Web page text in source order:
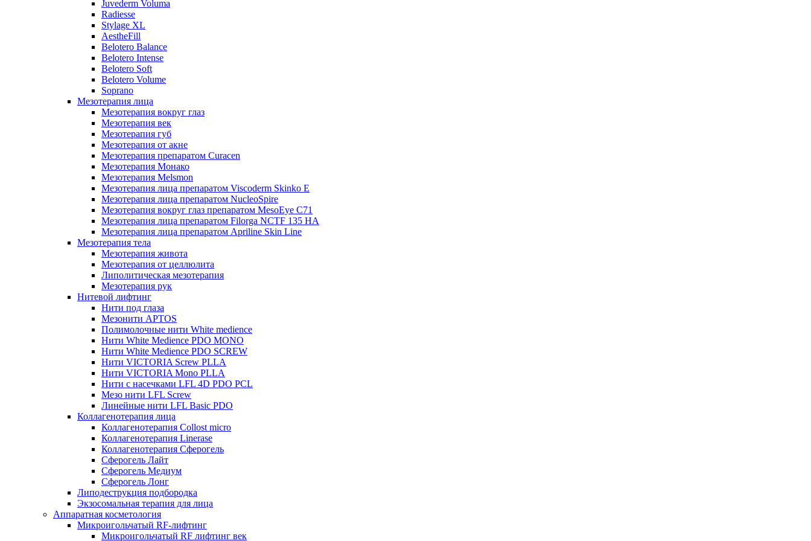
Juvederm Voluma
Radiesse
Stylage XL
AestheFill
Belotero Balance
Belotero Intense
Belotero Soft
Belotero Volume
Soprano
Мезотерапия лица
Мезотерапия вокруг глаз
Мезотерапия век
Мезотерапия губ
Мезотерапия от акне
Мезотерапия препаратом Curacen
Мезотерапия Монако
Мезотерапия Melsmon
Мезотерапия лица препаратом Viscoderm Skinko E
Мезотерапия лица препаратом NucleoSpire
Мезотерапия вокруг глаз препаратом MesoEye С71
Мезотерапия лица препаратом Filorga NCTF 135 HA
Мезотерапия лица препаратом Apriline Skin Line
Мезотерапия тела
Мезотерапия живота
Мезотерапия от целлюлита
Липолитическая мезотерапия
Мезотерапия рук
Нитевой лифтинг
Нити под глаза
Мезонити APTOS
Полимолочные нити White medience
Нити White Medience PDO MONO
Нити White Medience PDO SCREW
Нити VICTORIA Screw PLLA
Нити VICTORIA Mono PLLA
Нити с насечками LFL 4D PDO PCL
Мезо нити LFL Screw
Линейные нити LFL Basic PDO
Коллагенотерапия лица
Коллагенотерапия Collost micro
Коллагенотерапия Linerase
Коллагенотерапия Сферогель
Сферогель Лайт
Сферогель Медиум
Сферогель Лонг
Липодеструкция подбородка
Экзосомальная терапия для лица
Аппаратная косметология
Микроигольчатый RF-лифтинг
Микроигольчатый RF лифтинг век